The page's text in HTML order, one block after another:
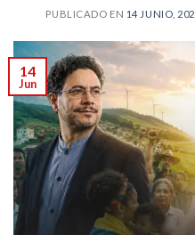
PUBLICADO EN 14 JUNIO,
14
Jun